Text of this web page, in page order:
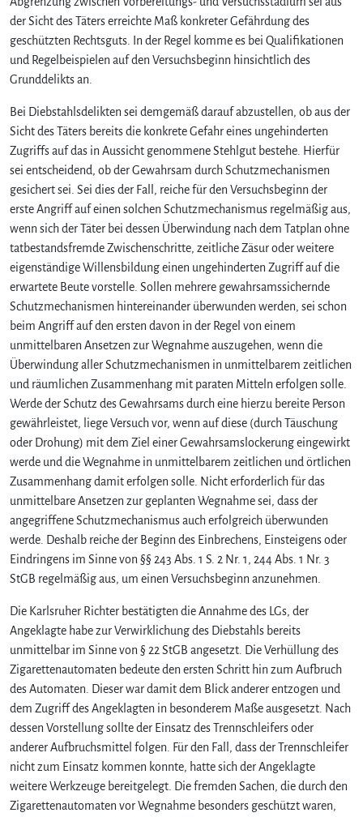
der Sicht des Täters erreichte Maß konkreter Gefährdung des
geschützten Rechtsguts. In der Regel komme es bei Qualifikationen
und Regelbeispielen auf den Versuchsbeginn hinsichtlich des
Grunddelikts an.
Bei Diebstahlsdelikten sei demgemäß darauf abzustellen, ob aus der
Sicht des Täters bereits die konkrete Gefahr eines ungehinderten
Zugriffs auf das in Aussicht genommene Stehlgut bestehe. Hierfür
sei entscheidend, ob der Gewahrsam durch Schutzmechanismen
gesichert sei. Sei dies der Fall, reiche für den Versuchsbeginn der
erste Angriff auf einen solchen Schutzmechanismus regelmäßig aus,
wenn sich der Täter bei dessen Überwindung nach dem Tatplan ohne
tatbestandsfremde Zwischenschritte, zeitliche Zäsur oder weitere
eigenständige Willensbildung einen ungehinderten Zugriff auf die
erwartete Beute vorstelle. Sollen mehrere gewahrsamssichernde
Schutzmechanismen hintereinander überwunden werden, sei schon
beim Angriff auf den ersten davon in der Regel von einem
unmittelbaren Ansetzen zur Wegnahme auszugehen, wenn die
Überwindung aller Schutzmechanismen in unmittelbarem zeitlichen
und räumlichen Zusammenhang mit paraten Mitteln erfolgen solle.
Werde der Schutz des Gewahrsams durch eine hierzu bereite Person
gewährleistet, liege Versuch vor, wenn auf diese (durch Täuschung
oder Drohung) mit dem Ziel einer Gewahrsamslockerung eingewirkt
werde und die Wegnahme in unmittelbarem zeitlichen und örtlichen
Zusammenhang damit erfolgen solle. Nicht erforderlich für das
unmittelbare Ansetzen zur geplanten Wegnahme sei, dass der
angegriffene Schutzmechanismus auch erfolgreich überwunden
werde. Deshalb reiche der Beginn des Einbrechens, Einsteigens oder
Eindringens im Sinne von §§ 243 Abs. 1 S. 2 Nr. 1, 244 Abs. 1 Nr. 3
StGB regelmäßig aus, um einen Versuchsbeginn anzunehmen.
Die Karlsruher Richter bestätigten die Annahme des LGs, der
Angeklagte habe zur Verwirklichung des Diebstahls bereits
unmittelbar im Sinne von § 22 StGB angesetzt. Die Verhüllung des
Zigarettenautomaten bedeute den ersten Schritt hin zum Aufbruch
des Automaten. Dieser war damit dem Blick anderer entzogen und
dem Zugriff des Angeklagten in besonderem Maße ausgesetzt. Nach
dessen Vorstellung sollte der Einsatz des Trennschleifers oder
anderer Aufbruchsmittel folgen. Für den Fall, dass der Trennschleifer
nicht zum Einsatz kommen konnte, hatte sich der Angeklagte
weitere Werkzeuge bereitgelegt. Die fremden Sachen, die durch den
Zigarettenautomaten vor Wegnahme besonders geschützt waren,